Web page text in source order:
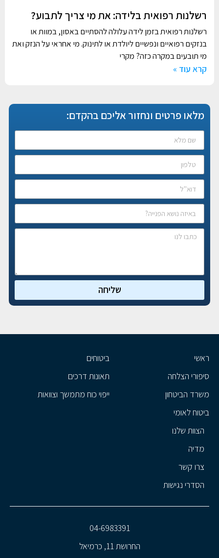
רשלנות רפואית בלידה: את מי צריך לתבוע?
רשלנות רפואית בזמן לידה עלולה להסתיים באסון, במוות או
בנזקים רפואיים ונפשיים ליולדת או לתינוק. מי אחראי על הנזק ואת
מי תובעים במקרה כזה? מקרי
קרא עוד »
מלאו פרטים ונחזור אליכם בהקדם:
שליחה
ראשי
סיפורי הצלחה
משרד הביטחון
ביטוח לאומי
ביטוחים
תאונות דרכים
ייפוי כוח מתמשך וצוואות
הצוות שלנו
מדיה
צרו קשר
הסדרי נגישות
04-6983391
החרושת 11, כרמיאל